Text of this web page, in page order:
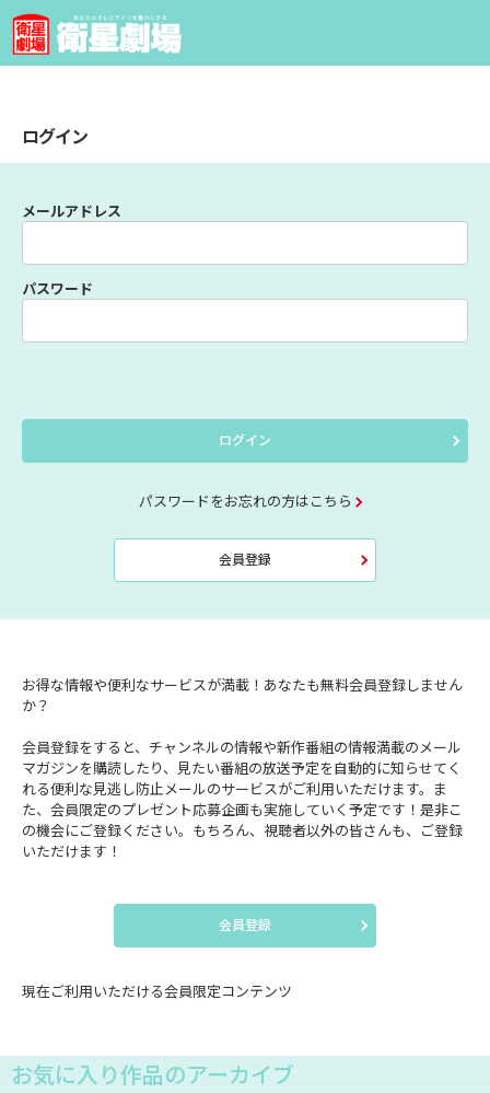
ログイン
メールアドレス
パスワード
ログイン
パスワードをお忘れの方はこちら
会員登録
お得な情報や便利なサービスが満載！あなたも無料会員登録しません
か？
会員登録をすると、チャンネルの情報や新作番組の情報満載のメール
マガジンを購読したり、見たい番組の放送予定を自動的に知らせてく
れる便利な見逃し防止メールのサービスがご利用いただけます。ま
た、会員限定のプレゼント応募企画も実施していく予定です！是非こ
の機会にご登録ください。もちろん、視聴者以外の皆さんも、ご登録
いただけます！
会員登録
現在ご利用いただける会員限定コンテンツ
お気に入り作品のアーカイブ